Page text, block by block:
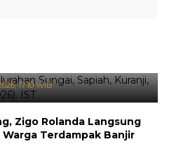
Titik Banjir Terdeteksi di
17:10 WIB
Zigo Rolanda Langsung
Terdampak Banjir